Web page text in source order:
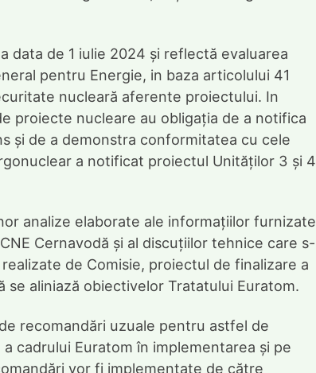
data de 1 iulie 2024 și reflectă evaluarea
pentru Energie, in baza articolului 41
nucleară aferente proiectului. In
proiecte nucleare au obligația de a notifica
și de a demonstra conformitatea cu cele
a notificat proiectul Unităților 3 și 4
analize elaborate ale informațiilor furnizate
Cernavodă și al discuțiilor tehnice care s-
de Comisie, proiectul de finalizare a
aliniază obiectivelor Tratatului Euratom.
recomandări uzuale pentru astfel de
cadrului Euratom în implementarea și pe
vor fi implementate de către